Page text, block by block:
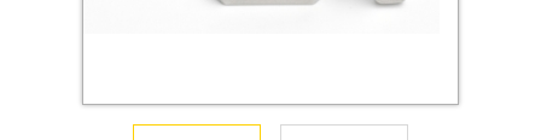
Крюки, кольца с метрической резьбой
Крюки, кольца с шурупной резьбой